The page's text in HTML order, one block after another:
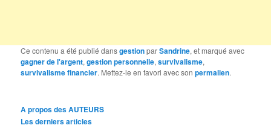
Ce contenu a été publié dansgestionparSandrine, et marqué avec
gagner de l'argent,gestion personnelle,survivalisme,
survivalisme financier. Mettez-le en favori avec sonpermalien.
A propos des AUTEURS
Les derniers articles